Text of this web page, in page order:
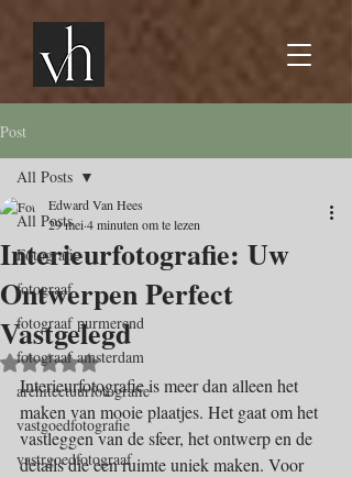
Post
All Posts
Fotografie
fotograaf
fotograaf purmerend
fotograaf amsterdam
architectuurfotografie
vastgoedfotografie
vastrgoedfotograaf
All Posts
Interieurfotografie: Uw
Ontwerpen Perfect
Vastgelegd
Edward Van Hees
29 mei4 minuten om te lezen
Beoordeeld met NaN uit 5 sterren.
Interieurfotografie is meer dan alleen het
maken van mooie plaatjes. Het gaat om het
vastleggen van de sfeer, het ontwerp en de
details die een ruimte uniek maken. Voor